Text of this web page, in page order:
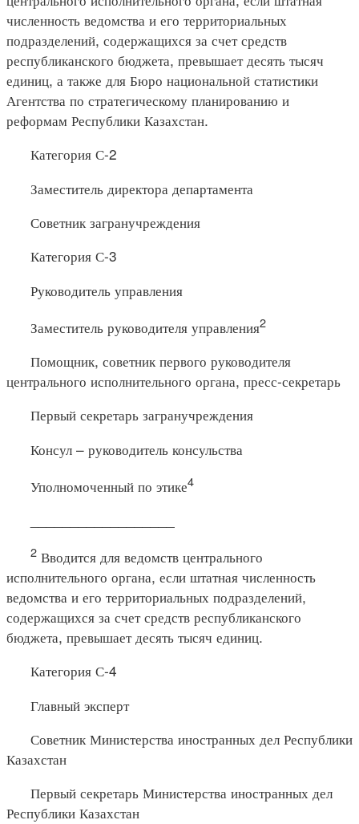
численность ведомства и его территориальных
подразделений, содержащихся за счет средств
республиканского бюджета, превышает десять тысяч
единиц, а также для Бюро национальной статистики
Агентства по стратегическому планированию и
реформам Республики Казахстан.
Категория С-2
Заместитель директора департамента
Советник загранучреждения
Категория С-3
Руководитель управления
Заместитель руководителя управления2
Помощник, советник первого руководителя
центрального исполнительного органа, пресс-секретарь
Первый секретарь загранучреждения
Консул – руководитель консульства
Уполномоченный по этике4
2 Вводится для ведомств центрального
исполнительного органа, если штатная численность
ведомства и его территориальных подразделений,
содержащихся за счет средств республиканского
бюджета, превышает десять тысяч единиц.
Категория С-4
Главный эксперт
Советник Министерства иностранных дел Республики
Казахстан
Первый секретарь Министерства иностранных дел
Республики Казахстан